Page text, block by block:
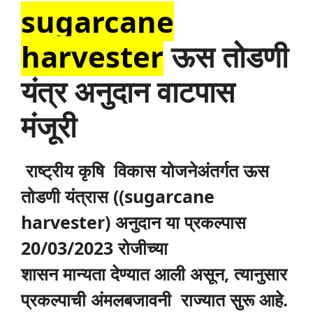
sugarcane
harvesterऊस तोडणी
यंत्र अनुदान वाटपास
मंजूरी
राष्ट्रीय कृषि विकास योजनेअंतर्गत ऊस
तोडणी यंत्रास ((sugarcane
harvester) अनुदान या प्रकल्पास
20/03/2023 रोजीच्या
शासन मान्यता देण्यात आली असून, त्यानुसार
प्रकल्पाची अंमलबजावनी राज्यात सुरू आहे.